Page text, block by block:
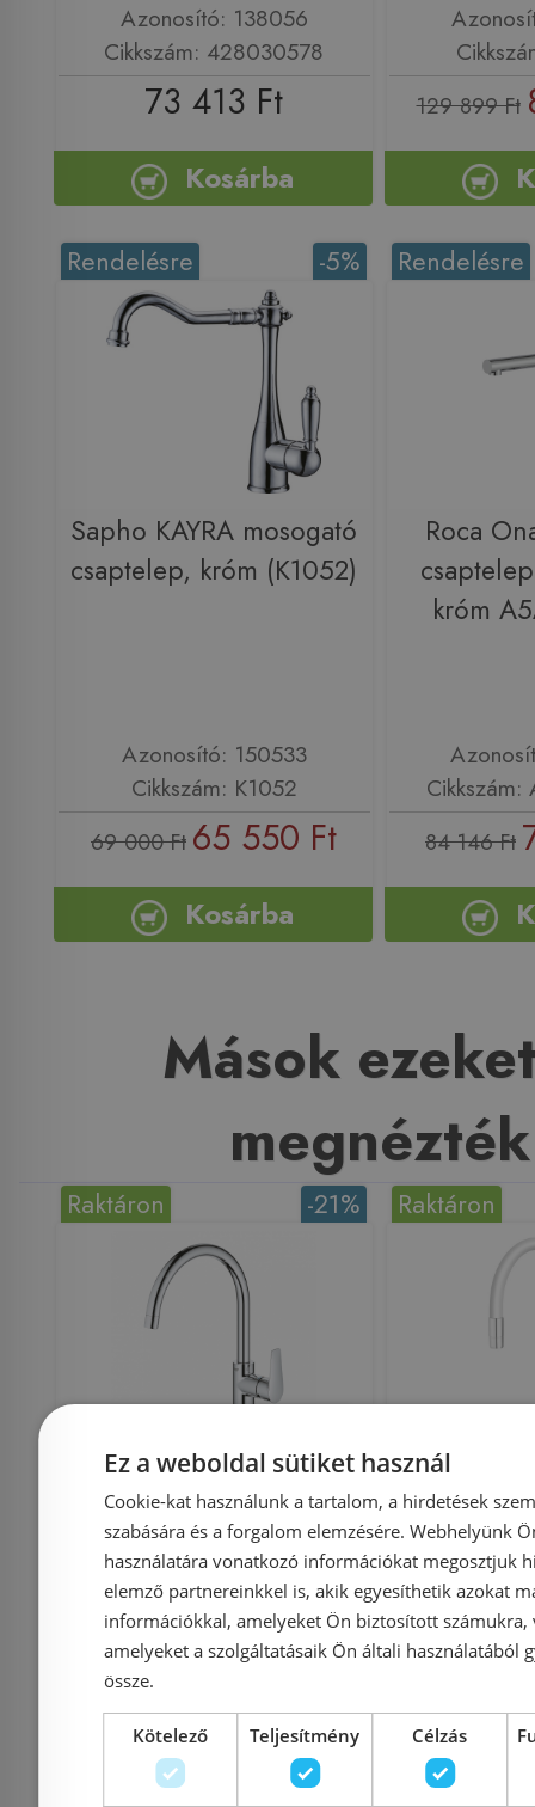
Azonosító: 138056
Cikkszám: 428030578
73 413 Ft
Kosárba
129 899 Ft
-5%
Rendelésre
Sapho KAYRA mosogató
csaptelep, króm (K1052)
Azonosító: 150533
Cikkszám: K1052
69 000 Ft 65 550 Ft
Kosárba
Rendelésre
Roca
króm
84 146 Ft
Mások
megnézték
-21%
Raktáron
Grohe BauEdge
egykaros
mosogatócsaptelep
31367001
Azonosító: 179657
Cikkszám: 31367001
34 306 Ft 27 180 Ft
Raktáron
Ferro
flexibilis
fehér
22 600 Ft
Ez a weboldal sütiket használ
Cookie-kat használunk a tartalom, a hirdetések
szabására és a forgalom elemzésére. Webhelyünk
használatára vonatkozó információkat megosztjuk
elemző partnereinkkel is, akik egyesíthetik azokat
információkkal, amelyeket Ön biztosított számukra,
amelyeket a szolgáltatásaik Ön általi használatából
össze.
Kötelező Teljesítmény Célzás